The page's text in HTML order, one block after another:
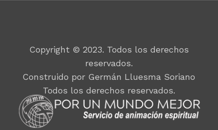
Copyright © 2023. Todos los derechos
reservados.
Construido por Germán Lluesma Soriano
Todos los derechos reservados.